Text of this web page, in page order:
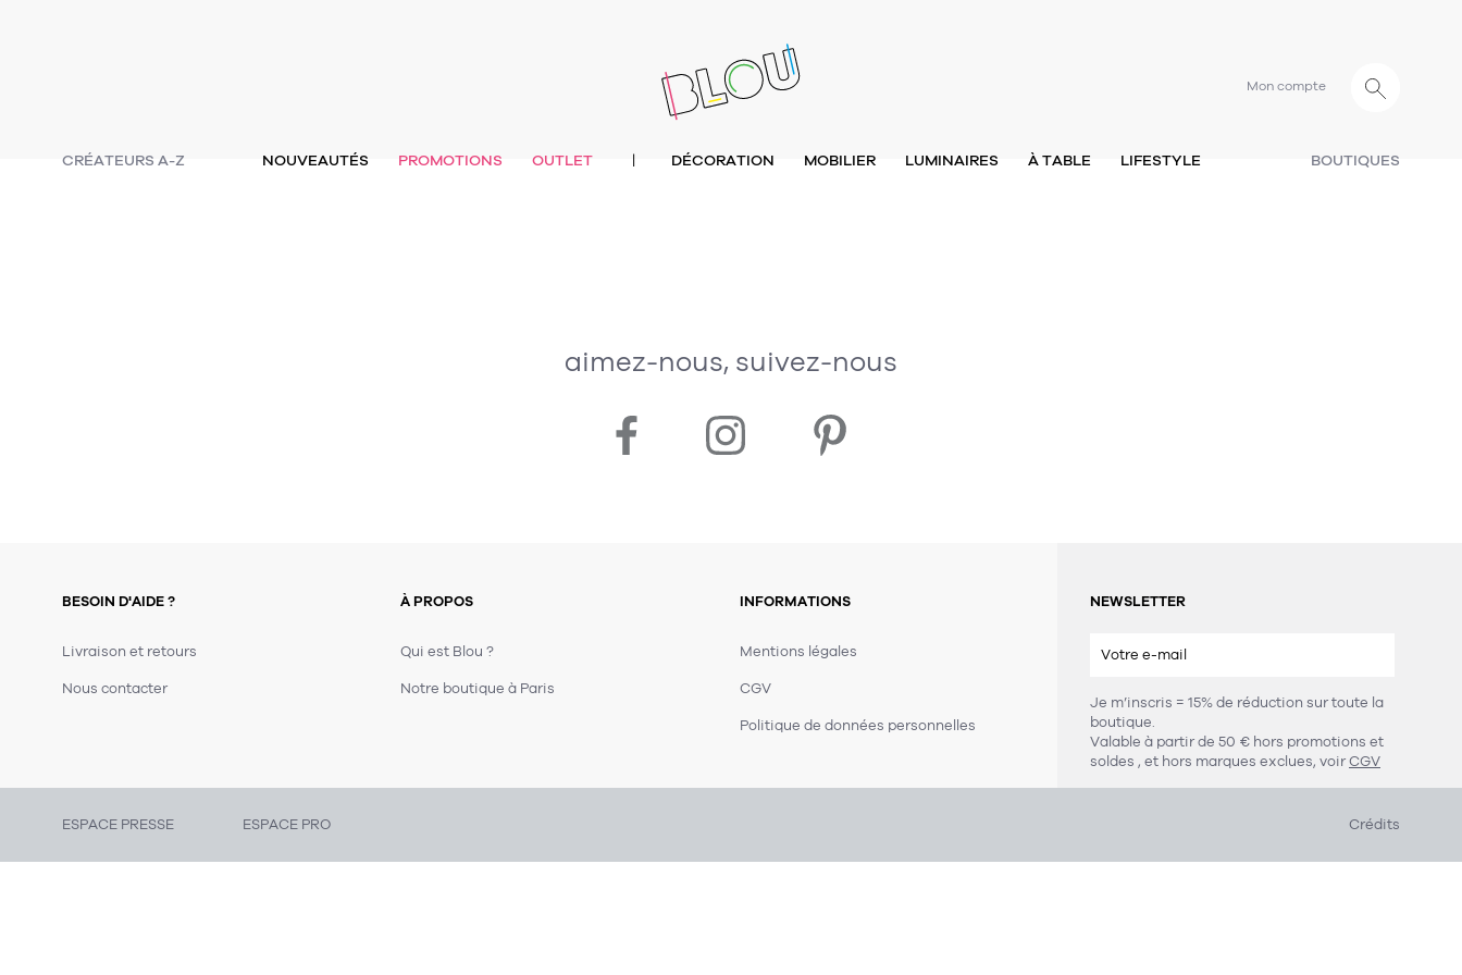
Mon compte
CRÉATEURS A-Z BOUTIQUES
NOUVEAUTÉS PROMOTIONS OUTLET | DÉCORATION MOBILIER LUMINAIRES À TABLE LIFESTYLE
aimez-nous, suivez-nous
NEWSLETTER
Je m’inscris = 15% de réduction sur toute la
boutique.
Valable à partir de 50 € hors promotions et
soldes , et hors marques exclues, voirCGV
BESOIN D'AIDE ?
Livraison et retours
Nous contacter
À PROPOS
Qui est Blou ?
Notre boutique à Paris
INFORMATIONS
Mentions légales
CGV
Politique de données personnelles
ESPACE PRESSE ESPACE PRO Crédits